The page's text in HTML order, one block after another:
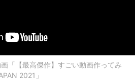
「【最高傑作】すごい動画作ってみ
2021」